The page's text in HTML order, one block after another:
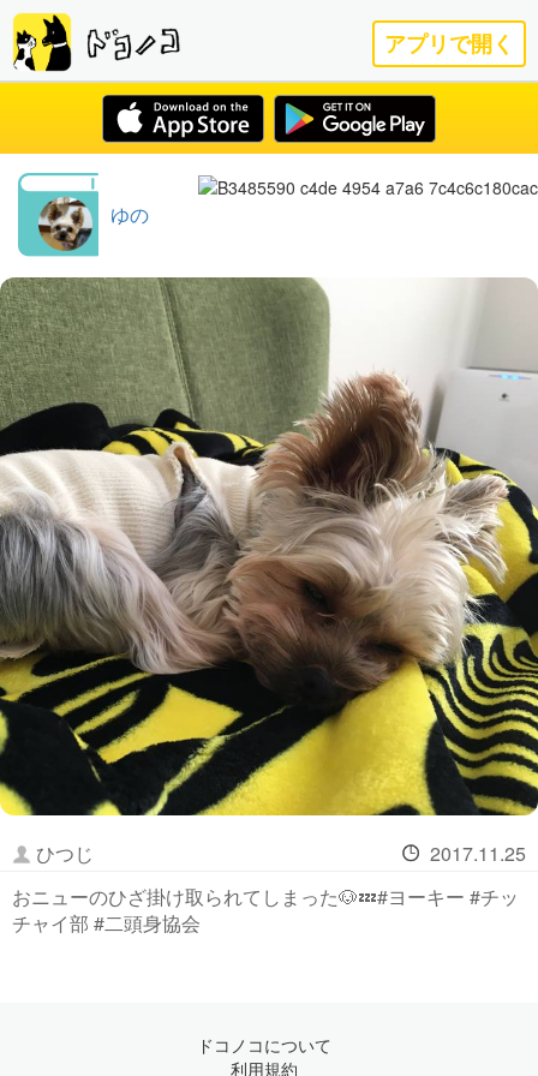
アプリで開く
ゆの
ひつじ
2017.11.25
おニューのひざ掛け取られてしまった🐶💤#ヨーキー #チッ
チャイ部 #二頭身協会
ドコノコについて
利用規約